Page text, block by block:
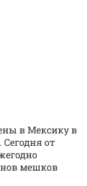
в Мексику в
Сегодня от
мешков